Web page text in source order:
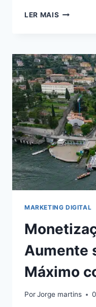
LER MAIS VIVER
2024:
COMO
A
ONLINE
MARKETING DIGITAL
Aumente
Máximo
PorJorge martins